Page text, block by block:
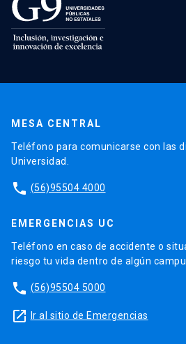
MESA CENTRAL
Teléfono para comunicarse con las
Universidad.
phone (56)95504 4000
EMERGENCIAS UC
Teléfono en caso de accidente o
riesgo tu vida dentro de algún
phone (56)95504 5000
launch Ir al sitio de Emergencias